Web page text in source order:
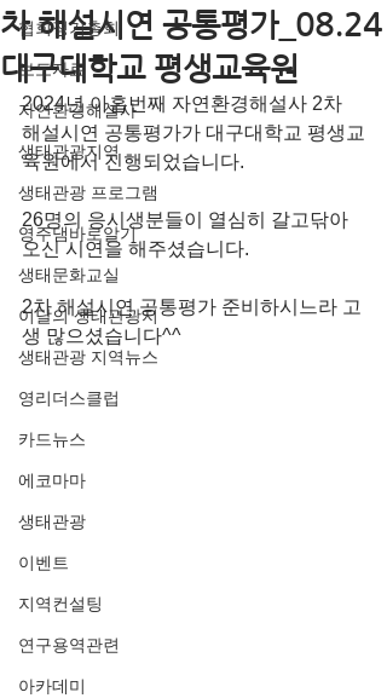
협회정기총회
보도자료
자연환경해설사
생태관광지역
생태관광 프로그램
영주댐바로알기
생태문화교실
이달의 생태관광지
생태관광 지역뉴스
영리더스클럽
카드뉴스
에코마마
생태관광
이벤트
지역컨설팅
연구용역관련
아카데미
차 해설시연 공통평가_08.24
대구대학교 평생교육원
2024년 아홉번째 자연환경해설사 2차
해설시연 공통평가가 대구대학교 평생교
육원에서 진행되었습니다.
26명의 응시생분들이 열심히 갈고닦아
오신 시연을 해주셨습니다.
2차 해설시연 공통평가 준비하시느라 고
생 많으셨습니다^^